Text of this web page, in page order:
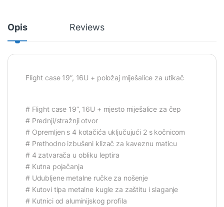
Opis Reviews
Flight case 19”, 16U + položaj miješalice za utikač
# Flight case 19”, 16U + mjesto miješalice za čep
# Prednji/stražnji otvor
# Opremljen s 4 kotačića uključujući 2 s kočnicom
# Prethodno izbušeni klizač za kaveznu maticu
# 4 zatvarača u obliku leptira
# Kutna pojačanja
# Udubljene metalne ručke za nošenje
# Kutovi tipa metalne kugle za zaštitu i slaganje
# Kutnici od aluminijskog profila